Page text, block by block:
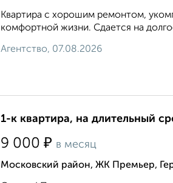
Квартира с хорошим ремонтом,
комфортной жизни. Сдается на
Агентство, 07.08.2026
1-к квартира, на длительный
9 000 ₽ в месяц
Московский район, ЖК Премьер,